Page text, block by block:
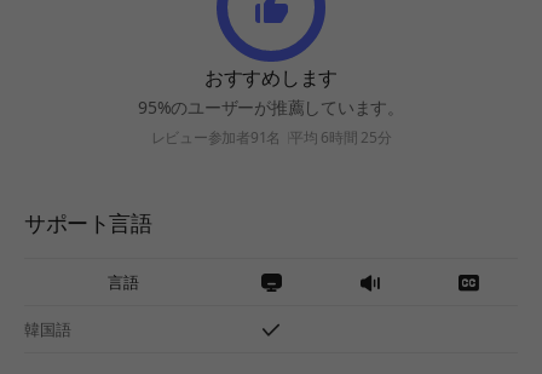
おすすめします
95%のユーザーが推薦しています。
レビュー参加者91名 平均 6時間 25分
サポート言語
言語
韓国語